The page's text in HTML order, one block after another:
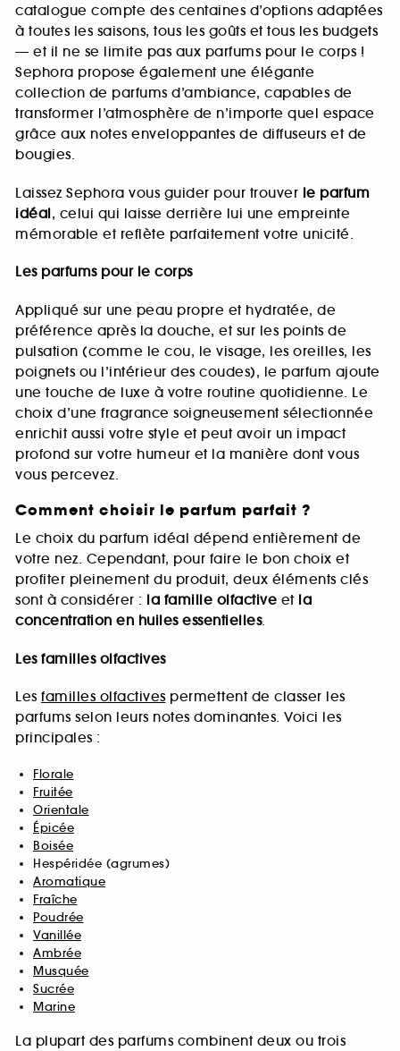
catalogue compte des centaines d’options adaptées
à toutes les saisons, tous les goûts et tous les budgets
— et il ne se limite pas aux parfums pour le corps !
Sephora propose également une élégante
collection de parfums d’ambiance, capables de
transformer l’atmosphère de n’importe quel espace
grâce aux notes enveloppantes de diffuseurs et de
bougies.
Laissez Sephora vous guider pour trouver le parfum
idéal, celui qui laisse derrière lui une empreinte
mémorable et reflète parfaitement votre unicité.
Les parfums pour le corps
Appliqué sur une peau propre et hydratée, de
préférence après la douche, et sur les points de
pulsation (comme le cou, le visage, les oreilles, les
poignets ou l’intérieur des coudes), le parfum ajoute
une touche de luxe à votre routine quotidienne. Le
choix d’une fragrance soigneusement sélectionnée
enrichit aussi votre style et peut avoir un impact
profond sur votre humeur et la manière dont vous
vous percevez.
Comment choisir le parfum parfait ?
Le choix du parfum idéal dépend entièrement de
votre nez. Cependant, pour faire le bon choix et
profiter pleinement du produit, deux éléments clés
sont à considérer : la famille olfactive et la
concentration en huiles essentielles.
Les familles olfactives
Les familles olfactives permettent de classer les
parfums selon leurs notes dominantes. Voici les
principales :
Florale
Fruitée
Orientale
Épicée
Boisée
Hespéridée (agrumes)
Aromatique
Fraîche
Poudrée
Vanillée
Ambrée
Musquée
Sucrée
Marine
La plupart des parfums combinent deux ou trois